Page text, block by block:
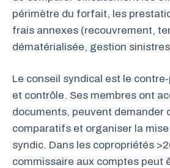
périmètre du forfait, les
frais annexes (recouvrement,
dématérialisée, gestion
Le conseil syndical est le
et contrôle. Ses membres ont
documents, peuvent demander
comparatifs et organiser la
syndic. Dans les copropriétés
commissaire aux comptes peut